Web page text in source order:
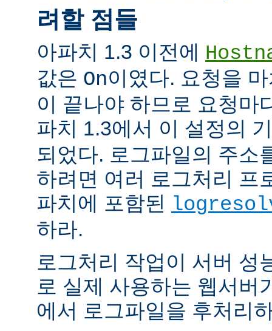
려할 점들
아파치 1.3 이전에
값은 On이였다. 요청을
이 끝나야 하므로 요청마
파치 1.3에서 이 설정의
되었다. 로그파일의 주소
하려면 여러 로그처리 프
파치에 포함된
하라.
로그처리 작업이 서버 성
로 실제 사용하는 웹서버
에서 로그파일을 후처리